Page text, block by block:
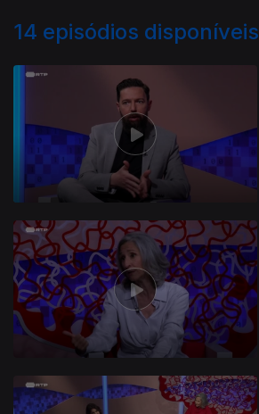
14 episódios disponíveis